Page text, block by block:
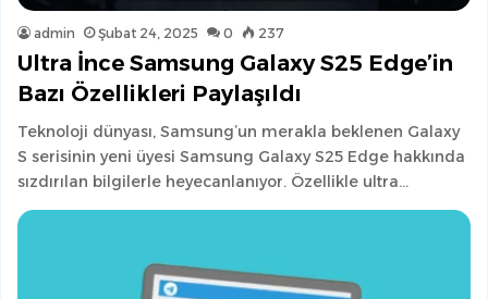
admin Şubat 24, 2025 0 237
Ultra İnce Samsung Galaxy S25 Edge’in
Bazı Özellikleri Paylaşıldı
Teknoloji dünyası, Samsung’un merakla beklenen Galaxy
S serisinin yeni üyesi Samsung Galaxy S25 Edge hakkında
sızdırılan bilgilerle heyecanlanıyor. Özellikle ultra…